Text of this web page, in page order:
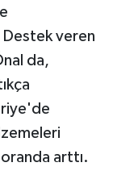
veren
da,
arttı.